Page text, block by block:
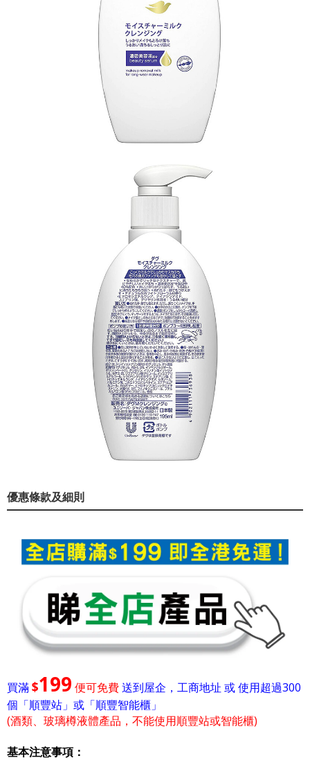
優惠條款及細則
買滿$199 便可免費送到屋企，工商地址 或 使用超過300
個「順豐站」或「順豐智能櫃」
(酒類、玻璃樽液體產品，不能使用順豐站或智能櫃)
基本注意事項：